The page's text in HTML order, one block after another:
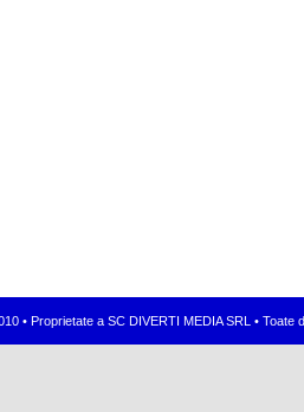
• Proprietate a SC DIVERTI MEDIA SRL •